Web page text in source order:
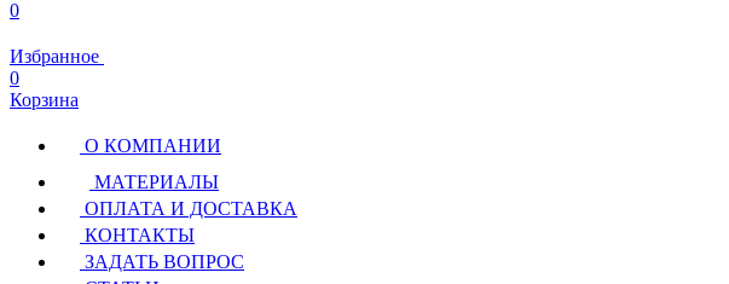
0
Избранное
0
Корзина
О КОМПАНИИ
МАТЕРИАЛЫ
ОПЛАТА И ДОСТАВКА
КОНТАКТЫ
ЗАДАТЬ ВОПРОС